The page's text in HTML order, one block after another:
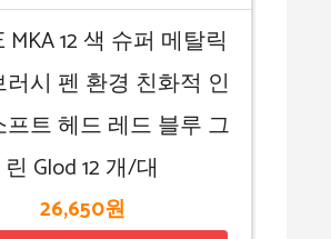
MKA 12 색 슈퍼 메탈릭
시 펜 환경 친화적 인
프트 헤드 레드 블루 그
린 Glod 12 개/대
26,650원